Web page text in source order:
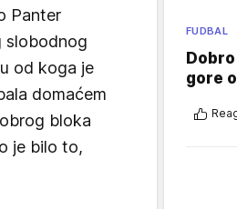
Panter
slobodnog
od koga je
domaćem
bloka
je bilo to,
FUDBAL
gore